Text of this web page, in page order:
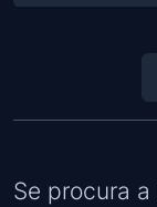
Se procura a